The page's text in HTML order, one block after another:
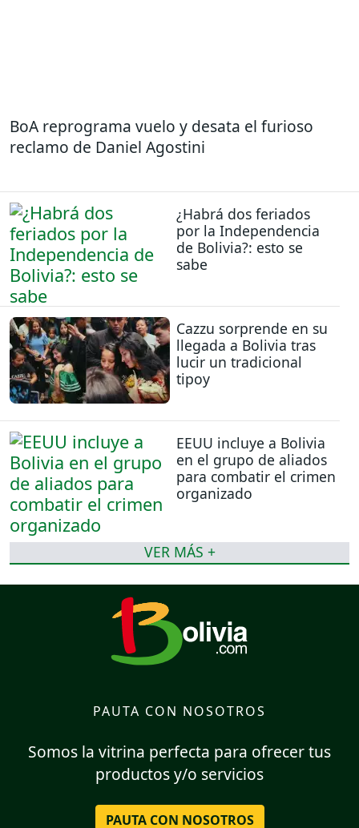
BoA reprograma vuelo y desata el furioso
reclamo de Daniel Agostini
¿Habrá dos feriados
por la Independencia
de Bolivia?: esto se
sabe
Cazzu sorprende en su
llegada a Bolivia tras
lucir un tradicional
tipoy
EEUU incluye a Bolivia
en el grupo de aliados
para combatir el crimen
organizado
VER MÁS +
PAUTA CON NOSOTROS
Somos la vitrina perfecta para ofrecer tus
productos y/o servicios
PAUTA CON NOSOTROS